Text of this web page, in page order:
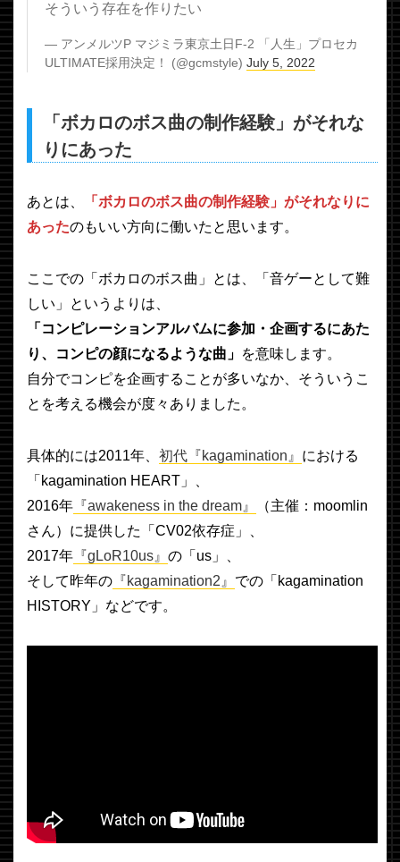
そういう存在を作りたい
— アンメルツP マジミラ東京土日F-2 「人生」プロセカ
ULTIMATE採用決定！ (@gcmstyle) July 5, 2022
「ボカロのボス曲の制作経験」がそれな
りにあった
あとは、
「ボカロのボス曲の制作経験」がそれなりに
あったのもいい方向に働いたと思います。
ここでの「ボカロのボス曲」とは、「音ゲーとして難
しい」というよりは、
「コンピレーションアルバムに参加・企画するにあた
り、コンピの顔になるような曲」 を意味します。
自分でコンピを企画することが多いなか、そういうこ
とを考える機会が度々ありました。
具体的には2011年、 初代『kagamination』 における
「kagamination HEART」、
2016年 『awakeness in the dream』
（主催：moomlin
さん）に提供した「CV02依存症」、
2017年 『gLoR10us』 の「us」、
そして昨年の 『kagamination2』 での「kagamination
HISTORY」などです。